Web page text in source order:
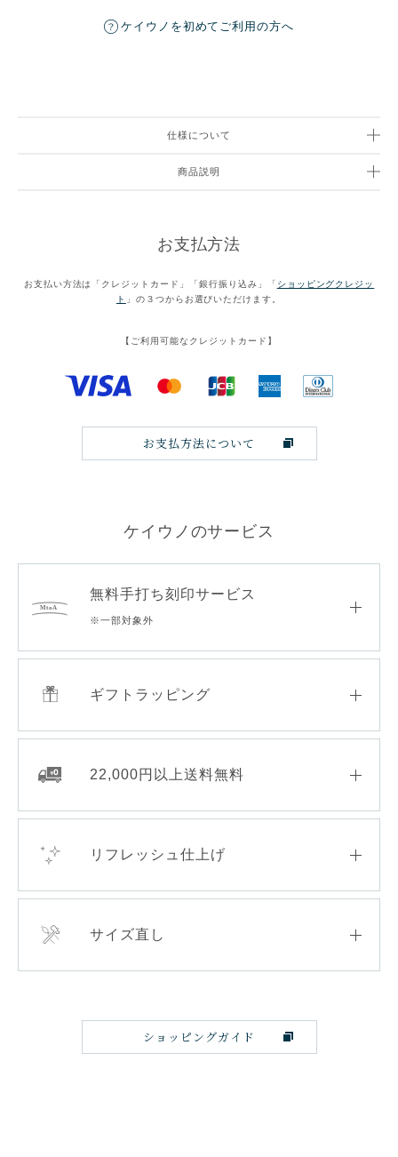
ケイウノを初めてご利用の方へ
商品説明
仕様について
お支払方法
お支払い方法は「クレジットカード」「銀行振り込み」「 ショッピングクレジッ
ト 」の３つからお選びいただけます。
【ご利用可能なクレジットカード】
お支払方法について
ケイウノのサービス
無料手打ち刻印サービス
※一部対象外
ギフトラッピング
22,000円以上送料無料
リフレッシュ仕上げ
サイズ直し
ショッピングガイド